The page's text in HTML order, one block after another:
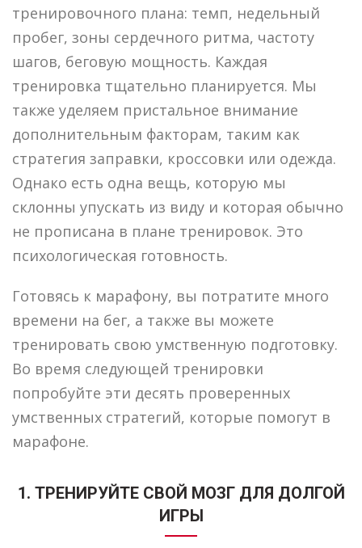
тренировочного плана: темп, недельный
пробег, зоны сердечного ритма, частоту
шагов, беговую мощность. Каждая
тренировка тщательно планируется. Мы
также уделяем пристальное внимание
дополнительным факторам, таким как
стратегия заправки, кроссовки или одежда.
Однако есть одна вещь, которую мы
склонны упускать из виду и которая обычно
не прописана в плане тренировок. Это
психологическая готовность.
Готовясь к марафону, вы потратите много
времени на бег, а также вы можете
тренировать свою умственную подготовку.
Во время следующей тренировки
попробуйте эти десять проверенных
умственных стратегий, которые помогут в
марафоне.
1. ТРЕНИРУЙТЕ СВОЙ МОЗГ ДЛЯ ДОЛГОЙ
ИГРЫ